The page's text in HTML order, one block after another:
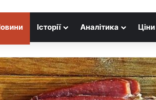
Історії Аналітика Ціни